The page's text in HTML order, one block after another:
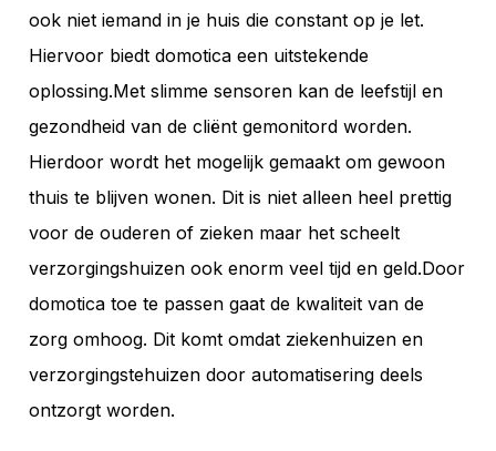
ook niet iemand in je huis die constant op je let.
Hiervoor biedt domotica een uitstekende
oplossing.Met slimme sensoren kan de leefstijl en
gezondheid van de cliënt gemonitord worden.
Hierdoor wordt het mogelijk gemaakt om gewoon
thuis te blijven wonen. Dit is niet alleen heel prettig
voor de ouderen of zieken maar het scheelt
verzorgingshuizen ook enorm veel tijd en geld.Door
domotica toe te passen gaat de kwaliteit van de
zorg omhoog. Dit komt omdat ziekenhuizen en
verzorgingstehuizen door automatisering deels
ontzorgt worden.